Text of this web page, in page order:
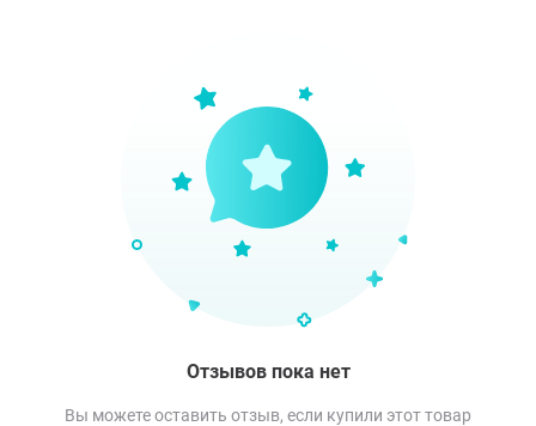
Отзывов пока нет
Вы можете оставить отзыв, если купили этот товар